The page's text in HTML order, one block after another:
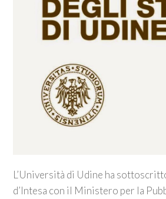
L’Università di Udine ha
d’Intesa con il Ministero per la